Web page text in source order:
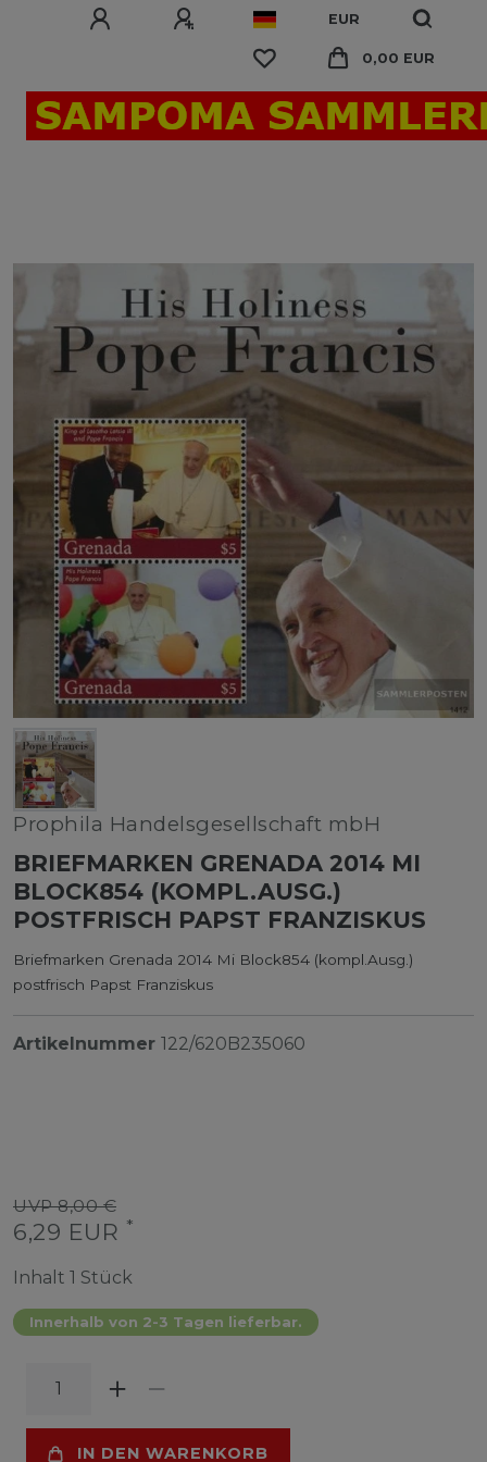
EUR
0,00 EUR
Prophila Handelsgesellschaft mbH
BRIEFMARKEN GRENADA 2014 MI
BLOCK854 (KOMPL.AUSG.)
POSTFRISCH PAPST FRANZISKUS
Briefmarken Grenada 2014 Mi Block854 (kompl.Ausg.)
postfrisch Papst Franziskus
Artikelnummer 122/620B235060
UVP 8,00 €
6,29 EUR *
Inhalt 1 Stück
Innerhalb von 2-3 Tagen lieferbar.
IN DEN WARENKORB